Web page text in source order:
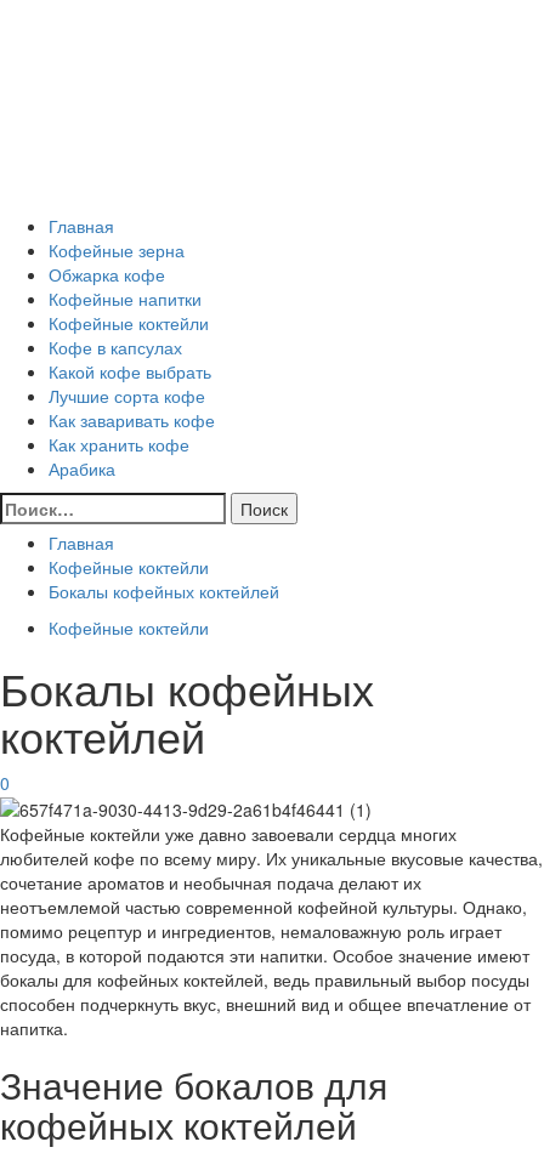
Главная
Кофейные зерна
Обжарка кофе
Кофейные напитки
Кофейные коктейли
Кофе в капсулах
Какой кофе выбрать
Лучшие сорта кофе
Как заваривать кофе
Как хранить кофе
Арабика
Найти:
Главная
Кофейные коктейли
Бокалы кофейных коктейлей
Кофейные коктейли
Бокалы кофейных
коктейлей
0
Кофейные коктейли уже давно завоевали сердца многих
любителей кофе по всему миру. Их уникальные вкусовые качества,
сочетание ароматов и необычная подача делают их
неотъемлемой частью современной кофейной культуры. Однако,
помимо рецептур и ингредиентов, немаловажную роль играет
посуда, в которой подаются эти напитки. Особое значение имеют
бокалы для кофейных коктейлей, ведь правильный выбор посуды
способен подчеркнуть вкус, внешний вид и общее впечатление от
напитка.
Значение бокалов для
кофейных коктейлей